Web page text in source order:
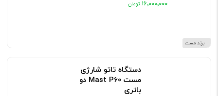
برند مست
۱۶٬۰۰۰٬۰۰۰
دستگاه تاتو شارژی
مست Mast P60 دو
باتری